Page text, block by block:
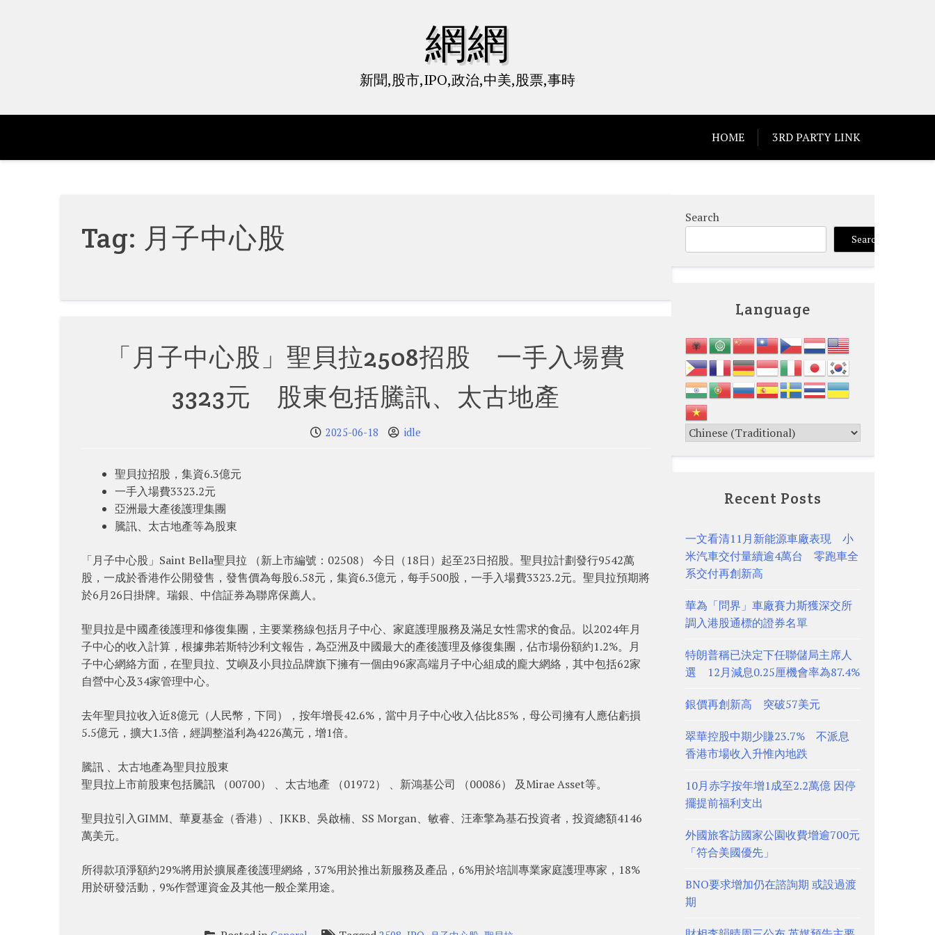
網網
新聞,股市,IPO,政治,中美,股票,事時
HOME 3RD PARTY LINK
Tag: 月子中心股
「月子中心股」聖貝拉2508招股 一手入場費
3323元 股東包括騰訊、太古地產
2025-06-18 idle
聖貝拉招股，集資6.3億元
一手入場費3323.2元
亞洲最大產後護理集團
騰訊、太古地產等為股東
「月子中心股」Saint Bella聖貝拉 （新上市編號：02508） 今日（18日）起至23日招股。聖貝拉計劃發行9542萬
股，一成於香港作公開發售，發售價為每股6.58元，集資6.3億元，每手500股，一手入場費3323.2元。聖貝拉預期將
於6月26日掛牌。瑞銀、中信証券為聯席保薦人。
聖貝拉是中國產後護理和修復集團，主要業務線包括月子中心、家庭護理服務及滿足女性需求的食品。以2024年月
子中心的收入計算，根據弗若斯特沙利文報告，為亞洲及中國最大的產後護理及修復集團，佔市場份額約1.2%。月
子中心網絡方面，在聖貝拉、艾嶼及小貝拉品牌旗下擁有一個由96家高端月子中心組成的龐大網絡，其中包括62家
自營中心及34家管理中心。
去年聖貝拉收入近8億元（人民幣，下同），按年增長42.6%，當中月子中心收入佔比85%，母公司擁有人應佔虧損
5.5億元，擴大1.3倍，經調整溢利為4226萬元，增1倍。
騰訊 、太古地產為聖貝拉股東
聖貝拉上市前股東包括騰訊 （00700） 、太古地產 （01972） 、新鴻基公司 （00086） 及Mirae Asset等。
聖貝拉引入GIMM、華夏基金（香港）、JKKB、吳啟楠、SS Morgan、敏睿、汪牽擎為基石投資者，投資總額4146
萬美元。
所得款項淨額約29%將用於擴展產後護理網絡，37%用於推出新服務及產品，6%用於培訓專業家庭護理專家，18%
用於研發活動，9%作營運資金及其他一般企業用途。
Search
Search
Language
Recent Posts
一文看清11月新能源車廠表現 小
米汽車交付量續逾4萬台 零跑車全
系交付再創新高
華為「問界」車廠賽力斯獲深交所
調入港股通標的證券名單
特朗普稱已決定下任聯儲局主席人
選 12月減息0.25厘機會率為87.4%
銀價再創新高 突破57美元
翠華控股中期少賺23.7% 不派息
香港市場收入升惟內地跌
10月赤字按年增1成至2.2萬億 因停
擺提前福利支出
外國旅客訪國家公園收費增逾700元
「符合美國優先」
BNO要求增加仍在諮詢期 或設過渡
期